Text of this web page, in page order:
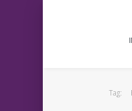
Tag: